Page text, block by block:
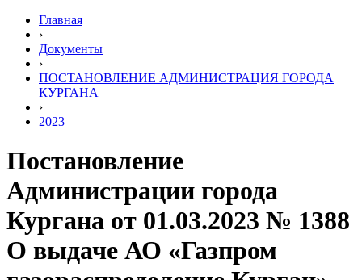
Главная
›
Документы
›
ПОСТАНОВЛЕНИЕ АДМИНИСТРАЦИЯ ГОРОДА
КУРГАНА
›
2023
Постановление
Администрации города
Кургана от 01.03.2023 № 1388
О выдаче АО «Газпром